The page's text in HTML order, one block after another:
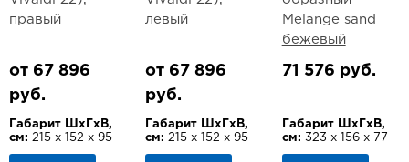
правый
от 67 896
руб.
Габарит ШхГхВ,
см: 215 х 152 х 95
левый
от 67 896
руб.
Габарит ШхГхВ,
см: 215 х 152 х 95
Melange sand
бежевый
71 576 руб.
Габарит ШхГхВ,
см: 323 х 156 х 77